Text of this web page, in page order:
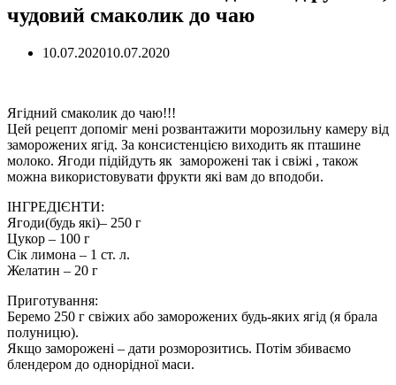
чудовий смаколик до чаю
10.07.202010.07.2020
Ягідний смаколик до чаю!!!
Цей рецепт допоміг мені розвантажити морозильну камеру від
заморожених ягід. За консистенцією виходить як пташине
молоко. Ягоди підійдуть як заморожені так і свіжі , також
можна використовувати фрукти які вам до вподоби.
ІНГРЕДІЄНТИ:
Ягоди(будь які)– 250 г
Цукор – 100 г
Сік лимона – 1 ст. л.
Желатин – 20 г
Приготування:
Беремо 250 г свіжих або заморожених будь-яких ягід (я брала
полуницю).
Якщо заморожені – дати розморозитись. Потім збиваємо
блендером до однорідної маси.